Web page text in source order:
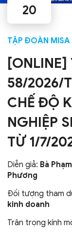
20
TẬP ĐOÀN MISA
58/2026/
CHẾ ĐỘ
NGHIỆP
TỪ 1/7/
Diễn giả: Bà
Phương
Đối tượng tham
kinh doanh
Trân trọng kính